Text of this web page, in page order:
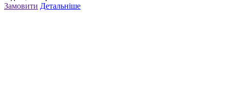
Замовити Детальніше